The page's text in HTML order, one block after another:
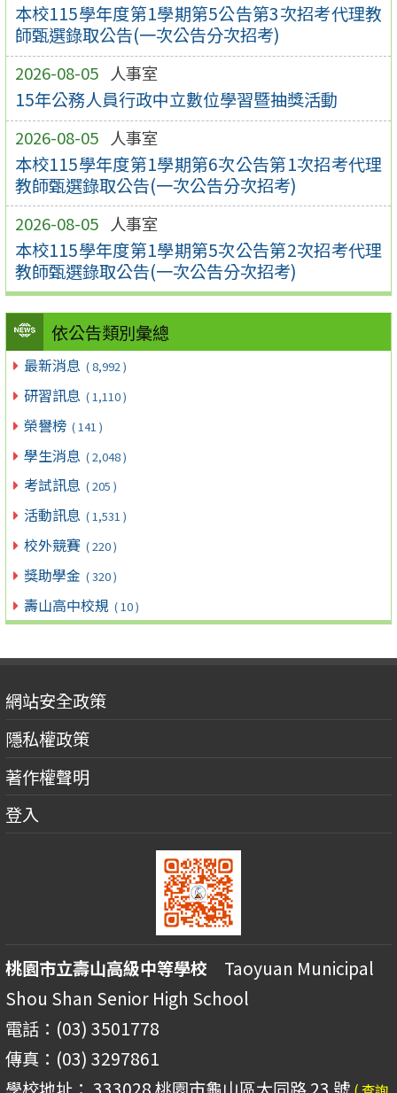
本校115學年度第1學期第5公告第3次招考代理教
師甄選錄取公告(一次公告分次招考)
2026-08-05 人事室
15年公務人員行政中立數位學習暨抽獎活動
2026-08-05 人事室
本校115學年度第1學期第6次公告第1次招考代理
教師甄選錄取公告(一次公告分次招考)
2026-08-05 人事室
本校115學年度第1學期第5次公告第2次招考代理
教師甄選錄取公告(一次公告分次招考)
依公告類別彙總
最新消息 ( 8,992 )
研習訊息 ( 1,110 )
榮譽榜 ( 141 )
學生消息 ( 2,048 )
考試訊息 ( 205 )
活動訊息 ( 1,531 )
校外競賽 ( 220 )
獎助學金 ( 320 )
壽山高中校規 ( 10 )
網站安全政策
隱私權政策
著作權聲明
登入
桃園市立壽山高級中等學校 Taoyuan Municipal
Shou Shan Senior High School
電話：(03) 3501778
傳真：(03) 3297861